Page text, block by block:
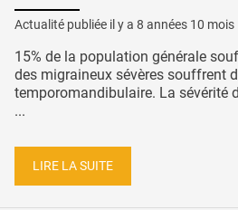
Actualité publiée il y a 8 années 10 mois
15% de la population générale
des migraineux sévères souffrent
temporomandibulaire. La sévérité
...
LIRE LA SUITE